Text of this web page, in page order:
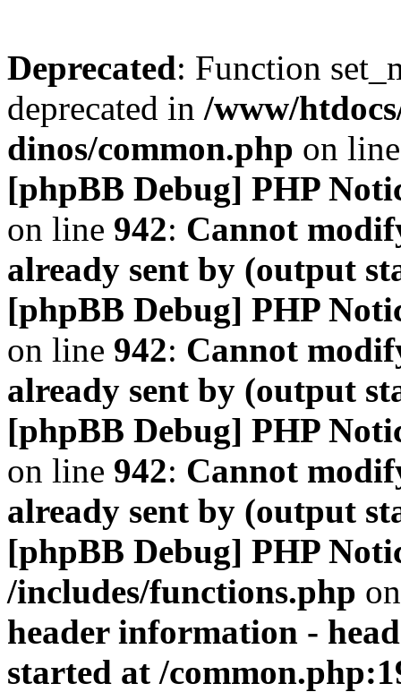
Deprecated: Function
deprecated in /www/
dinos/common.php on
[phpBB Debug] PHP
on line 942: Cannot
already sent by (output
[phpBB Debug] PHP
on line 942: Cannot
already sent by (output
[phpBB Debug] PHP
on line 942: Cannot
already sent by (output
[phpBB Debug] PHP
/includes/functions.php
header information -
started at /